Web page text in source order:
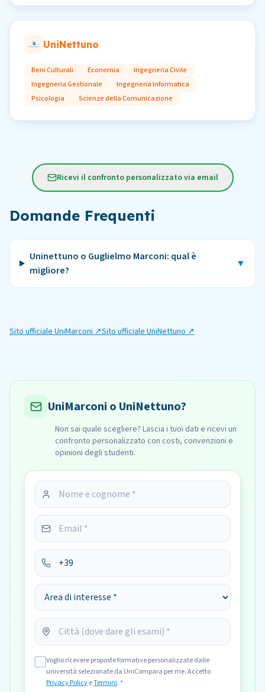
UniNettuno
Beni Culturali Economia
Ingegneria Civile
Ingegneria Gestionale
Ingegneria Informatica
Psicologia
Scienze della Comunicazione
Ricevi il confronto personalizzato via email
Domande Frequenti
Uninettuno o Guglielmo Marconi: qual è
migliore?
▼
Sito ufficialeUniMarconi↗Sito ufficialeUniNettuno↗
UniMarconi o UniNettuno?
Non sai quale scegliere? Lascia i tuoi dati e ricevi un
confronto personalizzato con costi, convenzioni e
opinioni degli studenti.
Voglio ricevere proposte formative personalizzate dalle
università selezionate da UniCompara per me. Accetto
Privacy PolicyeTermini.*